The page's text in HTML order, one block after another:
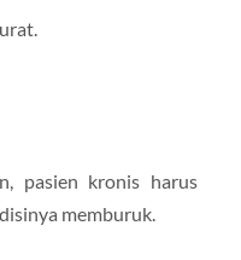
pasien kronis harus
memburuk.